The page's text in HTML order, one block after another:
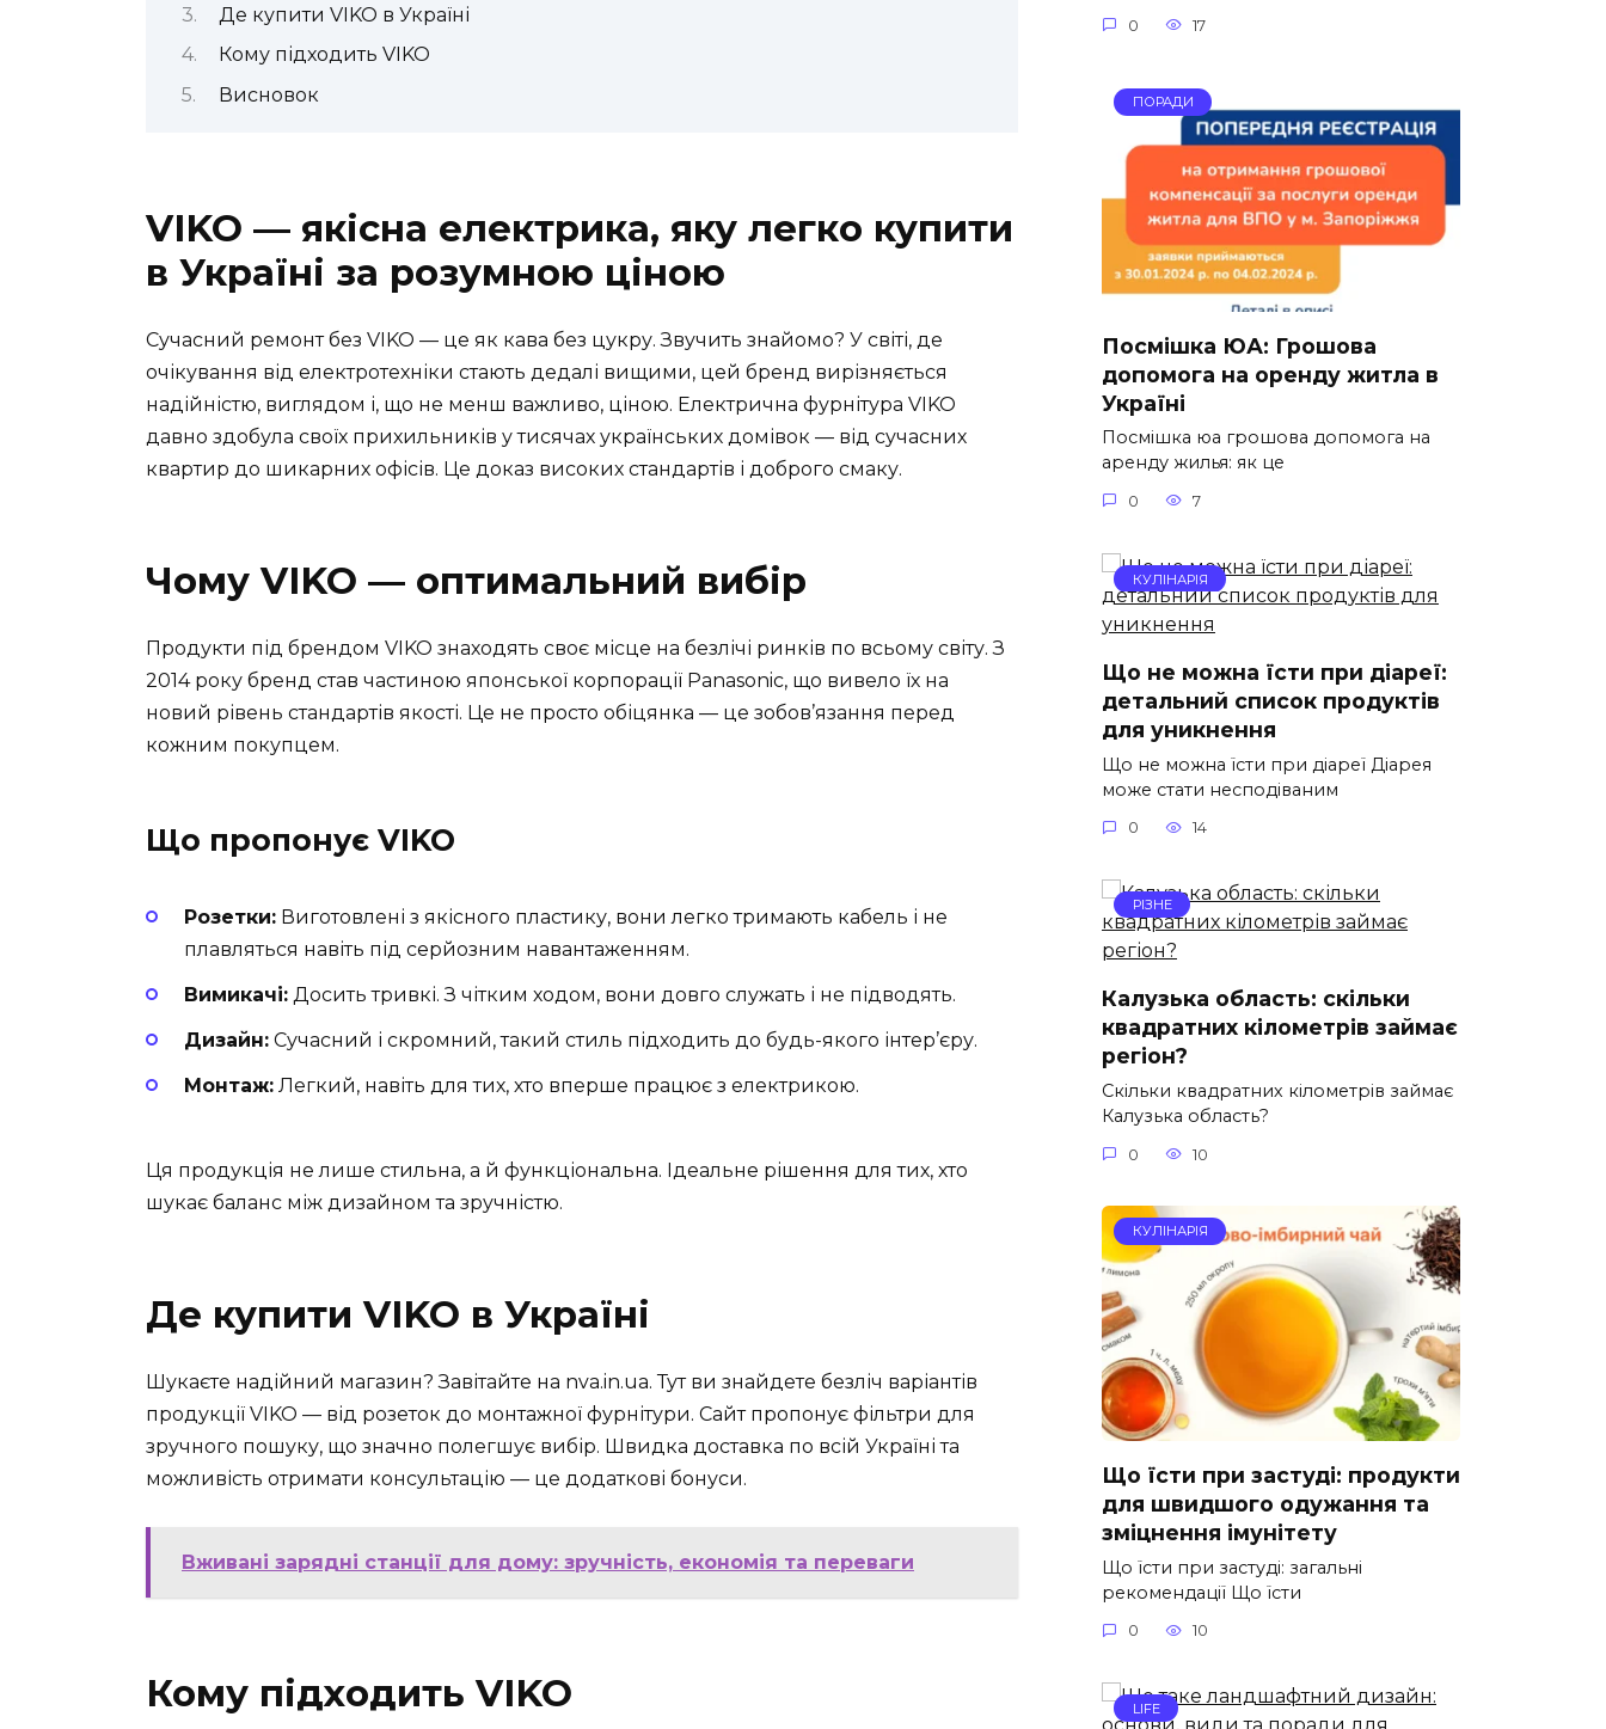
Де купити VIKO в Україні
Кому підходить VIKO
Висновок
VIKO — якісна електрика, яку легко купити
в Україні за розумною ціною
Сучасний ремонт без VIKO — це як кава без цукру. Звучить знайомо? У світі, де
очікування від електротехніки стають дедалі вищими, цей бренд вирізняється
надійністю, виглядом і, що не менш важливо, ціною. Електрична фурнітура VIKO
давно здобула своїх прихильників у тисячах українських домівок — від сучасних
квартир до шикарних офісів. Це доказ високих стандартів і доброго смаку.
Чому VIKO — оптимальний вибір
Продукти під брендом VIKO знаходять своє місце на безлічі ринків по всьому світу. З
2014 року бренд став частиною японської корпорації Panasonic, що вивело їх на
новий рівень стандартів якості. Це не просто обіцянка — це зобов’язання перед
кожним покупцем.
Що пропонує VIKO
Розетки: Виготовлені з якісного пластику, вони легко тримають кабель і не
плавляться навіть під серйозним навантаженням.
Вимикачі: Досить тривкі. З чітким ходом, вони довго служать і не підводять.
Дизайн: Сучасний і скромний, такий стиль підходить до будь-якого інтер’єру.
Монтаж: Легкий, навіть для тих, хто вперше працює з електрикою.
Ця продукція не лише стильна, а й функціональна. Ідеальне рішення для тих, хто
шукає баланс між дизайном та зручністю.
Де купити VIKO в Україні
Шукаєте надійний магазин? Завітайте на nva.in.ua. Тут ви знайдете безліч варіантів
продукції VIKO — від розеток до монтажної фурнітури. Сайт пропонує фільтри для
зручного пошуку, що значно полегшує вибір. Швидка доставка по всій Україні та
можливість отримати консультацію — це додаткові бонуси.
Вживані зарядні станції для дому: зручність, економія та переваги
Кому підходить VIKO
0 17
ПОРАДИ
Посмішка ЮА: Грошова
допомога на оренду житла в
Україні
Посмішка юа грошова допомога на
аренду жилья: як це
0 7
КУЛІНАРІЯ
Що не можна їсти при діареї:
детальний список продуктів
для уникнення
Що не можна їсти при діареї Діарея
може стати несподіваним
0 14
РІЗНЕ
Калузька область: скільки
квадратних кілометрів займає
регіон?
Скільки квадратних кілометрів займає
Калузька область?
0 10
КУЛІНАРІЯ
Що їсти при застуді: продукти
для швидшого одужання та
зміцнення імунітету
Що їсти при застуді: загальні
рекомендації Що їсти
0 10
LIFE